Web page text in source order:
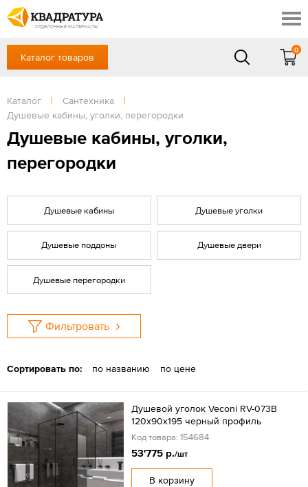
ОТДЕЛОЧНЫЕ МАТЕРИАЛЫ
Скидки
Контакты
Доставка и оплата
Готовые решения
Отзывы
+7 (863) 303-36-23
Сб, Вс — выходной
ЗАКАЗАТЬ ЗВОНОК
Вход / Регистрация
Каталог товаров
0
Каталог | Сантехника
|
Душевые кабины, уголки, перегородки
Душевые кабины, уголки,
перегородки
Душевые кабины Душевые уголки
Душевые поддоны Душевые двери
Душевые перегородки
Фильтровать
Сортировать по: по названию по цене
Душевой уголок Veconi RV-073B
120х90х195 черный профиль
Код товара: 154684
53'775 р./шт
В корзину